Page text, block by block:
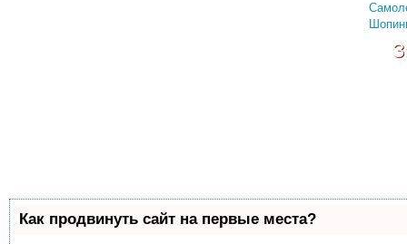
Как продвинуть сайт на первые места?